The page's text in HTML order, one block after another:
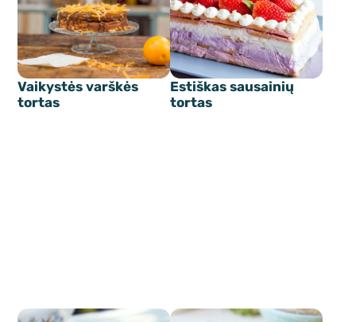
Vaikystės varškės
tortas
Estiškas sausainių
tortas